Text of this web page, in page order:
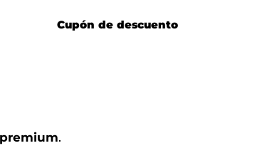
Cupón de descuento
.